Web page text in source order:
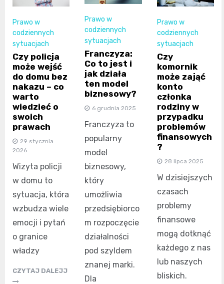
Prawo w
codziennych
sytuacjach
Czy policja
może wejść
do domu bez
nakazu – co
warto
wiedzieć o
swoich
prawach
29 stycznia
2026
Wizyta policji
w domu to
sytuacja, która
wzbudza wiele
emocji i pytań
o granice
władzy
CZYTAJ DALEJJ
Prawo w
codziennych
sytuacjach
Franczyza:
Co to jest i
jak działa
ten model
biznesowy?
6 grudnia 2025
Franczyza to
popularny
model
biznesowy,
który
umożliwia
przedsiębiorco
m rozpoczęcie
działalności
pod szyldem
znanej marki.
Dla
Prawo w
codziennych
sytuacjach
Czy
komornik
może zająć
konto
członka
rodziny w
przypadku
problemów
finansowych
?
28 lipca 2025
W dzisiejszych
czasach
problemy
finansowe
mogą dotknąć
każdego z nas
lub naszych
bliskich.